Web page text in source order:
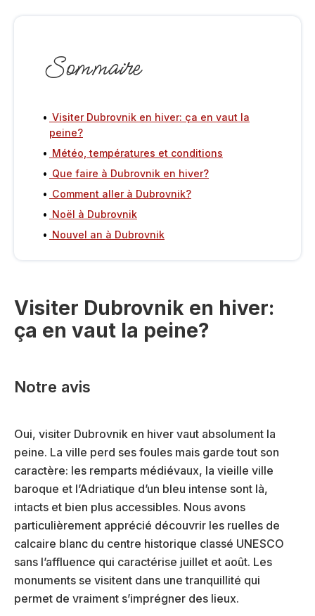
Sommaire
Visiter Dubrovnik en hiver: ça en vaut la
peine?
Météo, températures et conditions
Que faire à Dubrovnik en hiver?
Comment aller à Dubrovnik?
Noël à Dubrovnik
Nouvel an à Dubrovnik
Visiter Dubrovnik en hiver:
ça en vaut la peine?
Notre avis
Oui, visiter Dubrovnik en hiver vaut absolument la
peine. La ville perd ses foules mais garde tout son
caractère: les remparts médiévaux, la vieille ville
baroque et l’Adriatique d’un bleu intense sont là,
intacts et bien plus accessibles. Nous avons
particulièrement apprécié découvrir les ruelles de
calcaire blanc du centre historique classé UNESCO
sans l’affluence qui caractérise juillet et août. Les
monuments se visitent dans une tranquillité qui
permet de vraiment s’imprégner des lieux.